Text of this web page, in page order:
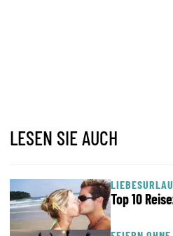
LESEN SIE AUCH
Top 10